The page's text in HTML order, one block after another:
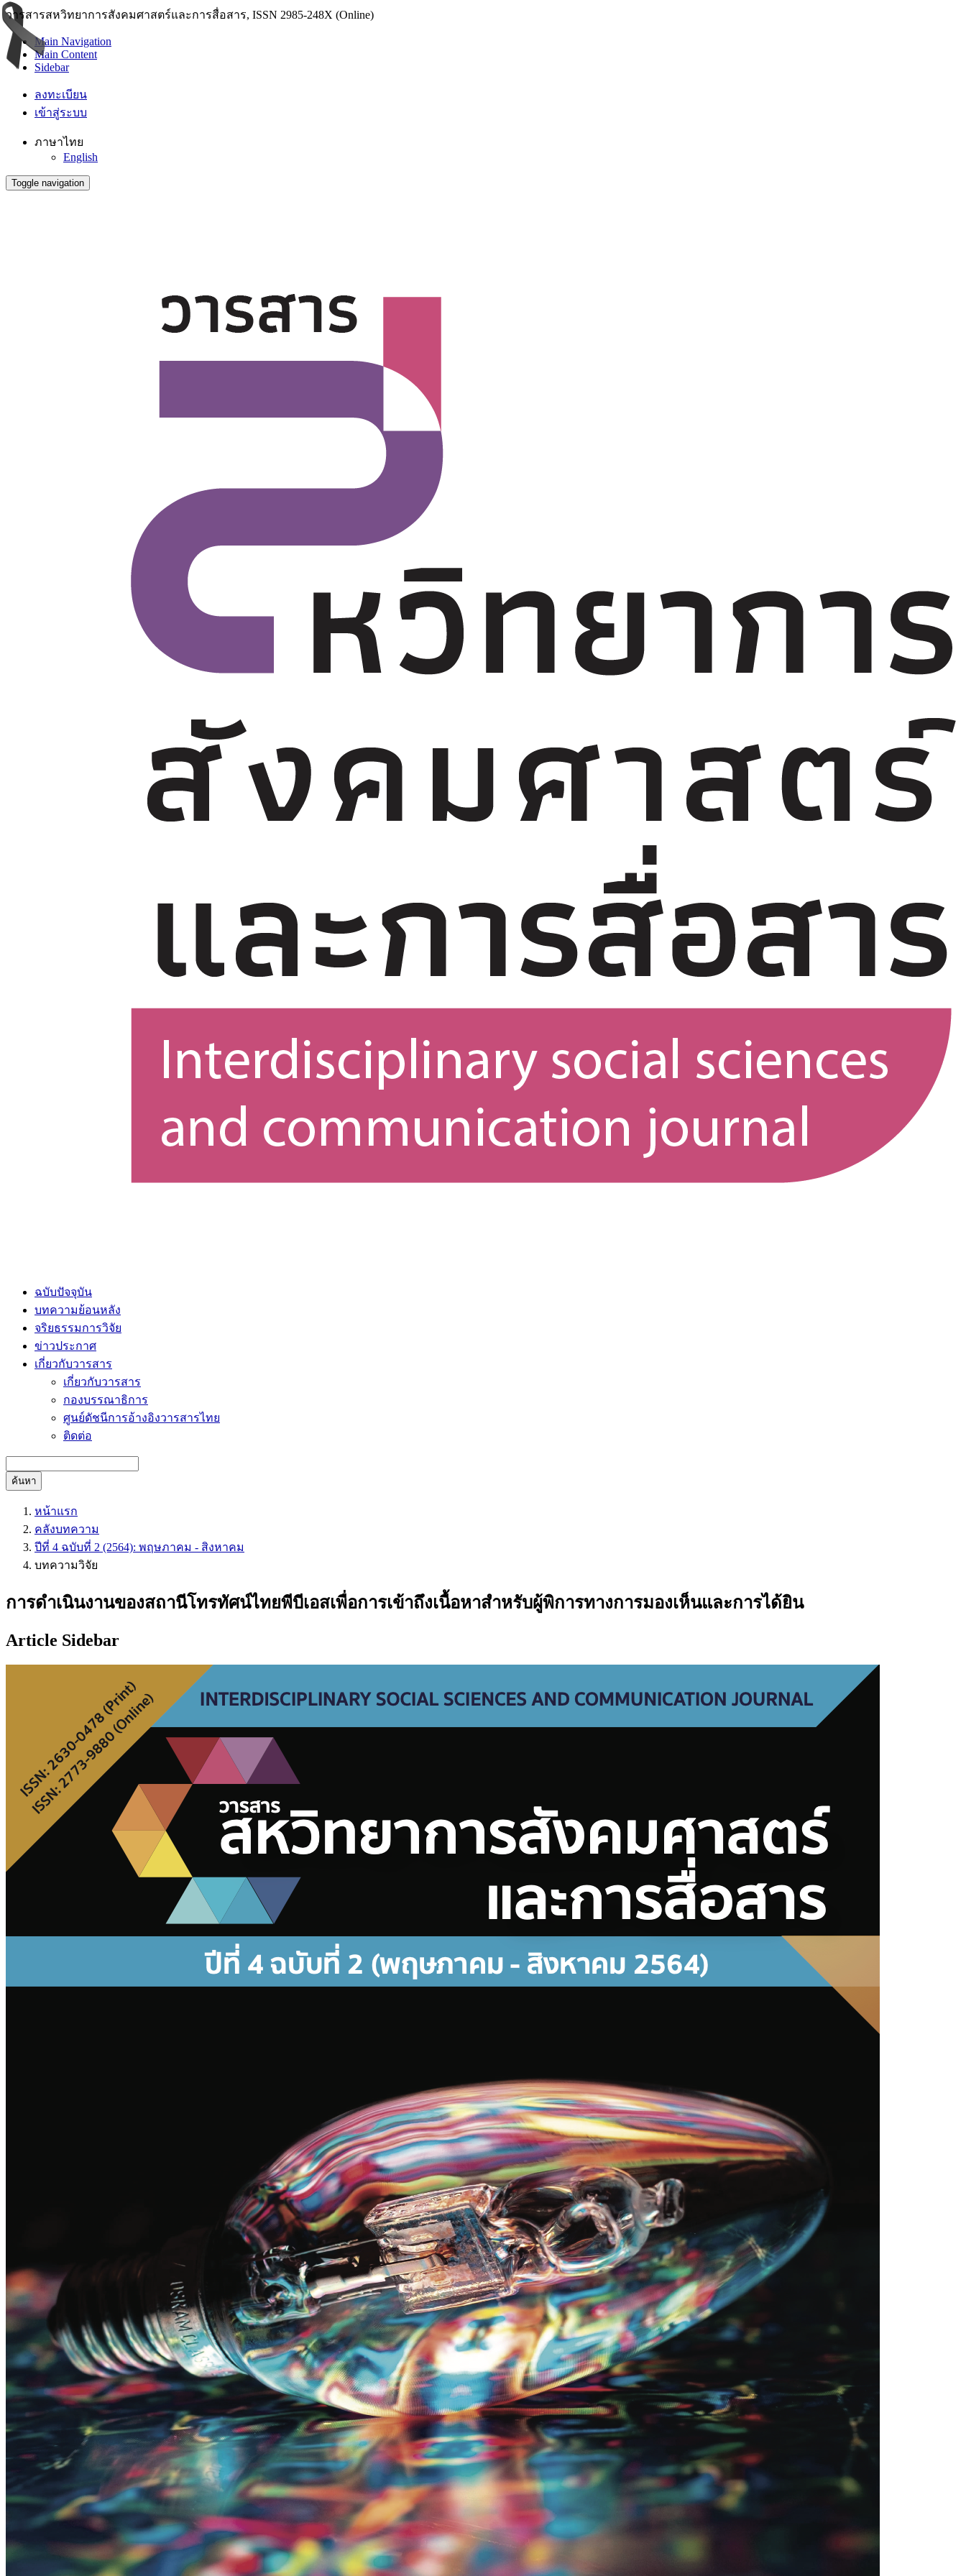
วารสารสหวิทยาการสังคมศาสตร์และการสื่อสาร, ISSN 2985-248X (Online)
Main Navigation
Main Content
Sidebar
ลงทะเบียน
เข้าสู่ระบบ
ภาษาไทย
English
Toggle navigation
ฉบับปัจจุบัน
บทความย้อนหลัง
จริยธรรมการวิจัย
ข่าวประกาศ
เกี่ยวกับวารสาร
เกี่ยวกับวารสาร
กองบรรณาธิการ
ศูนย์ดัชนีการอ้างอิงวารสารไทย
ติดต่อ
ค้นหา
หน้าแรก
คลังบทความ
ปีที่ 4 ฉบับที่ 2 (2564): พฤษภาคม - สิงหาคม
บทความวิจัย
การดำเนินงานของสถานีโทรทัศน์ไทยพีบีเอสเพื่อการเข้าถึงเนื้อหาสำหรับผู้พิการทางการมองเห็นและการได้ยิน
Article Sidebar